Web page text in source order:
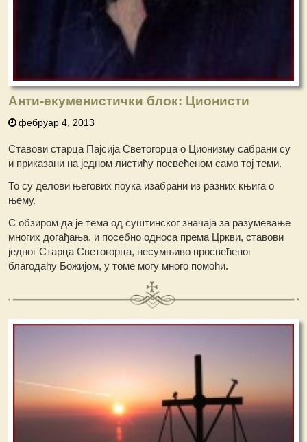
Анти-екуменистички блок: Ционисти
фебруар 4, 2013
Ставови старца Пајсија Светогорца о Ционизму сабрани су
и приказани на једном листићу посвећеном само тој теми.
То су делови његових поука изабрани из разних књига о
њему.
С обзиром да је тема од суштинског значаја за разумевање
многих догађања, и посебно односа према Цркви, ставови
једног Старца Светогорца, несумњиво просвећеног
благодаћу Божијом, у томе могу много помоћи.